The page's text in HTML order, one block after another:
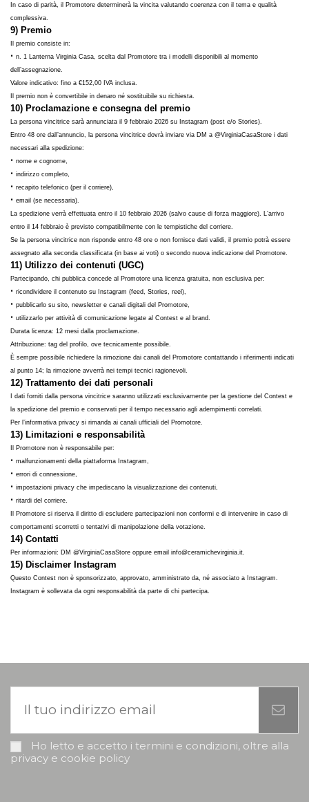
In caso di parità, il Promotore determinerà la vincita valutando coerenza con il tema e qualità
complessiva.
9) Premio
Il premio consiste in:
• n. 1 Lanterna Virginia Casa, scelta dal Promotore tra i modelli disponibili al momento
dell’assegnazione.
Valore indicativo: fino a €152,00 IVA inclusa.
Il premio non è convertibile in denaro né sostituibile su richiesta.
10) Proclamazione e consegna del premio
La persona vincitrice sarà annunciata il 9 febbraio 2026 su Instagram (post e/o Stories).
Entro 48 ore dall’annuncio, la persona vincitrice dovrà inviare via DM a @VirginiaCasaStore i dati
necessari alla spedizione:
• nome e cognome,
• indirizzo completo,
• recapito telefonico (per il corriere),
• email (se necessaria).
La spedizione verrà effettuata entro il 10 febbraio 2026 (salvo cause di forza maggiore). L’arrivo
entro il 14 febbraio è previsto compatibilmente con le tempistiche del corriere.
Se la persona vincitrice non risponde entro 48 ore o non fornisce dati validi, il premio potrà essere
assegnato alla seconda classificata (in base ai voti) o secondo nuova indicazione del Promotore.
11) Utilizzo dei contenuti (UGC)
Partecipando, chi pubblica concede al Promotore una licenza gratuita, non esclusiva per:
• ricondividere il contenuto su Instagram (feed, Stories, reel),
• pubblicarlo su sito, newsletter e canali digitali del Promotore,
• utilizzarlo per attività di comunicazione legate al Contest e al brand.
Durata licenza: 12 mesi dalla proclamazione.
Attribuzione: tag del profilo, ove tecnicamente possibile.
È sempre possibile richiedere la rimozione dai canali del Promotore contattando i riferimenti indicati
al punto 14; la rimozione avverrà nei tempi tecnici ragionevoli.
12) Trattamento dei dati personali
I dati forniti dalla persona vincitrice saranno utilizzati esclusivamente per la gestione del Contest e
la spedizione del premio e conservati per il tempo necessario agli adempimenti correlati.
Per l’informativa privacy si rimanda ai canali ufficiali del Promotore.
13) Limitazioni e responsabilità
Il Promotore non è responsabile per:
• malfunzionamenti della piattaforma Instagram,
• errori di connessione,
• impostazioni privacy che impediscano la visualizzazione dei contenuti,
• ritardi del corriere.
Il Promotore si riserva il diritto di escludere partecipazioni non conformi e di intervenire in caso di
comportamenti scorretti o tentativi di manipolazione della votazione.
14) Contatti
Per informazioni: DM @VirginiaCasaStore oppure email info@ceramichevirginia.it.
15) Disclaimer Instagram
Questo Contest non è sponsorizzato, approvato, amministrato da, né associato a Instagram.
Instagram è sollevata da ogni responsabilità da parte di chi partecipa.
Ho letto e accetto i termini e condizioni, oltre alla
privacy e cookie policy